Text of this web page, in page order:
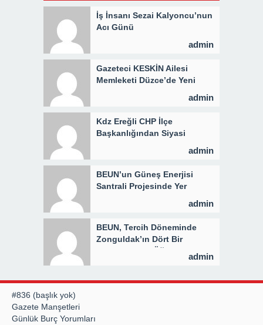
İş İnsanı Sezai Kalyoncu’nun
Acı Günü
admin
Gazeteci KESKİN Ailesi
Memleketi Düzce’de Yeni
admin
Kdz Ereğli CHP İlçe
Başkanlığından Siyasi
admin
BEUN’un Güneş Enerjisi
Santrali Projesinde Yer
admin
BEUN, Tercih Döneminde
Zonguldak’ın Dört Bir
Yanında Aday Öğrencilerle
admin
#836 (başlık yok)
Gazete Manşetleri
Günlük Burç Yorumları